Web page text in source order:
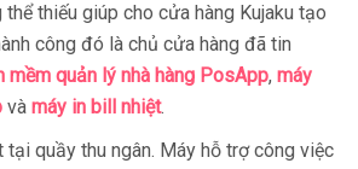
thiếu giúp cho cửa hàng Kujaku tạo
công đó là chủ cửa hàng đã tin
mềm quản lý nhà hàng PosApp, máy
và máy in bill nhiệt.
tại quầy thu ngân. Máy hỗ trợ công việc